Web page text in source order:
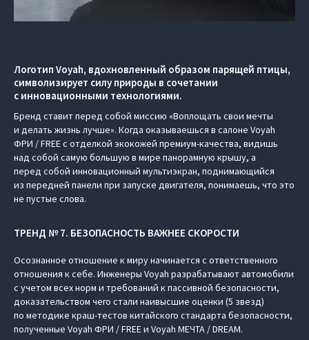
Логотип Voyah, вдохновленный образом парящей птицы,
символизирует силу природы в сочетании
с инновационными технологиями.
Бренд ставит перед собой миссию «Воплощать свои мечты
и делать жизнь лучше». Когда оказываешься в салоне Voyah
ФРИ / FREE с отделкой экокожей премиум-качества, видишь
над собой самую большую в мире панорамную крышу, а
перед собой инновационный мультиэкран, поднимающийся
из передней панели при запуске двигателя, понимаешь, что это
не пустые слова.
ТРЕНД № 7. БЕЗОПАСНОСТЬ ВАЖНЕЕ СКОРОСТИ
Осознанное отношение к миру начинается с ответственного
отношения к себе. Инженеры Voyah разрабатывают автомобили
с учетом всех норм и требований к пассивной безопасности,
доказательством чего стали наивысшие оценки (5 звезд)
по методике краш-тестов китайского стандарта безопасности,
полученные Voyah ФРИ / FREE и Voyah МЕЧТА / DREAM.